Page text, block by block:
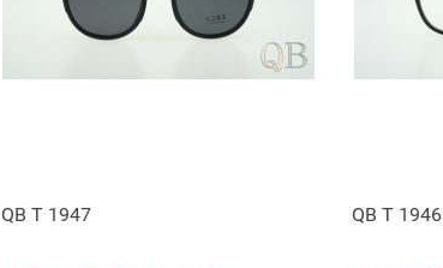
QB T 1947 QB T 1946